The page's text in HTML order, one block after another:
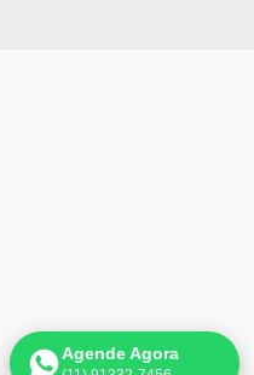
Agende Agora